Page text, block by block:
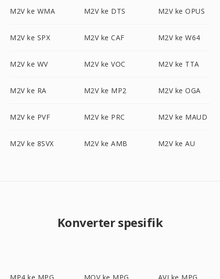
M2V ke WMA M2V ke DTS M2V ke OPUS
M2V ke SPX M2V ke CAF M2V ke W64
M2V ke WV M2V ke VOC M2V ke TTA
M2V ke RA M2V ke MP2 M2V ke OGA
M2V ke PVF M2V ke PRC M2V ke MAUD
M2V ke 8SVX M2V ke AMB M2V ke AU
Konverter spesifik